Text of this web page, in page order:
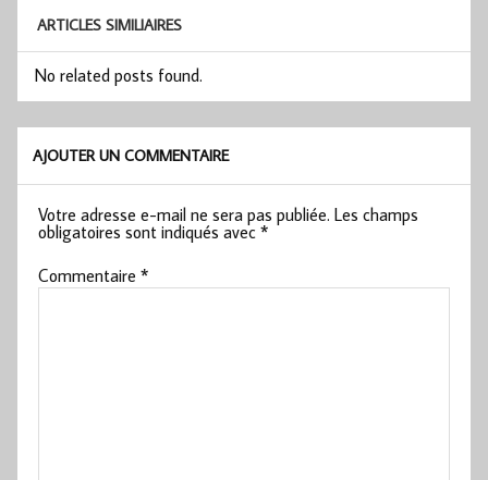
ARTICLES SIMILIAIRES
No related posts found.
AJOUTER UN COMMENTAIRE
Votre adresse e-mail ne sera pas publiée. Les champs
obligatoires sont indiqués avec*
Commentaire*